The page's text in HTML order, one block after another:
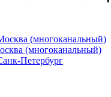
(многоканальный)
(многоканальный)
Петербург